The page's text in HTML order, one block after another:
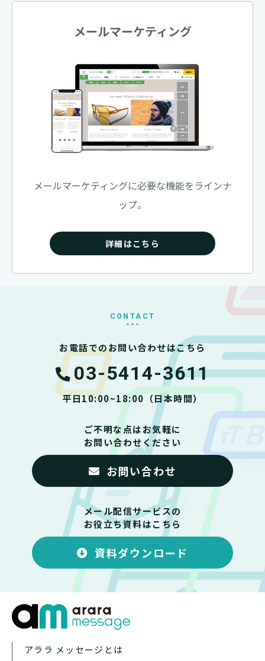
メールマーケティング
メールマーケティングに必要な機能をラインナ
ップ。
詳細はこちら
CONTACT
お電話でのお問い合わせはこちら
03-5414-3611
平日10:00~18:00（日本時間）
ご不明な点はお気軽に
お問い合わせください
お問い合わせ
メール配信サービスの
お役立ち資料はこちら
資料ダウンロード
アララ メッセージとは